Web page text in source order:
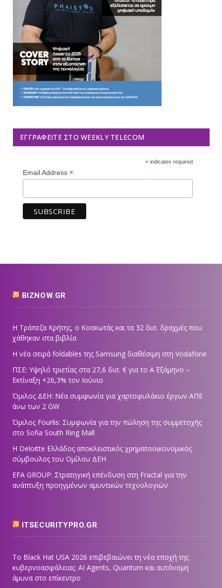
ΕΓΓΡΑΦΕΊΤΕ ΣΤΟ WEEKLY TELECOM
*indicates required
Email Address *
BIZNOW.GR
Η Τράπεζα Κρήτης, ο Κοσκωτάς και τα 32 δισ. δραχμές που
χάθηκαν στα βιβλία
Η νέα σειρά foldables της Samsung διαθέσιμη στη Vodafone
ΠΣΕ: Υψηλό τριετίας στα 27,6 δισ. € για το Α΄ Εξάμηνο –
Εκτίναξη +26,3% τον Ιούνιο
Όμιλος ΔΕΗ: Νέα συμφωνία για χαρτοφυλάκιο έργων ΑΠΕ
άνω των 2 GW
Όμιλος Fourlis: Συμφωνία για την πώληση της συμμετοχής
στο Sofia South Ring Mall
Η Deloitte Ελλάδος αποκλειστικός χρηματοοικονομικός
σύμβουλος του Ομίλου ΔΕΗ
EFA GROUP: Στρατηγική επένδυση στη Fractal για την
ανάπτυξη προηγμένων αμυντικών τεχνολογιών
ITSECURITYPRO.GR
Το Black Hat USA 2026 επιβεβαιώνει τη νέα εποχή της
κυβερνοασφάλειας: AI Agents, Quantum και αυτόνομη
άμυνα στο επίκεντρο